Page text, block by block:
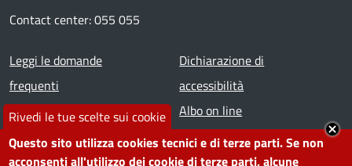
Rivedi le tue scelte sui cookie
Questo sito utilizza cookies tecnici e di terze parti. Se non
acconsenti all'utilizzo dei cookie di terze parti, alcune
Contact center: 055 055
Footer menu
Leggi le domande
frequenti
Prenota appuntamento
Segnala disservizio
Amministrazione
Dichiarazione di
accessibilità
Albo on line
Redazione web
Piano di miglioramento dei